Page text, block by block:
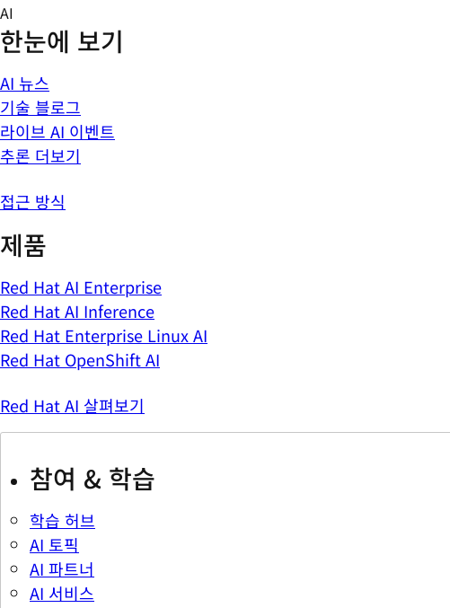
Skip
to
content
AI
한눈에 보기
AI 뉴스
기술 블로그
라이브 AI 이벤트
추론 더보기
접근 방식
제품
Red Hat AI Enterprise
Red Hat AI Inference
Red Hat Enterprise Linux AI
Red Hat OpenShift AI
Red Hat AI 살펴보기
참여 & 학습
학습 허브
AI 토픽
AI 파트너
AI 서비스